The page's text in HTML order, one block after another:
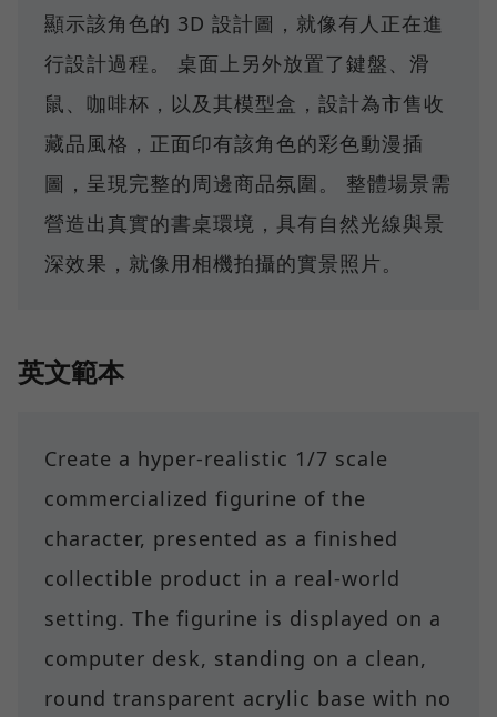
顯示該角色的 3D 設計圖，就像有人正在進
行設計過程。 桌面上另外放置了鍵盤、滑
鼠、咖啡杯，以及其模型盒，設計為市售收
藏品風格，正面印有該角色的彩色動漫插
圖，呈現完整的周邊商品氛圍。 整體場景需
營造出真實的書桌環境，具有自然光線與景
深效果，就像用相機拍攝的實景照片。
英文範本
Create a hyper-realistic 1/7 scale
commercialized figurine of the
character, presented as a finished
collectible product in a real-world
setting. The figurine is displayed on a
computer desk, standing on a clean,
round transparent acrylic base with no